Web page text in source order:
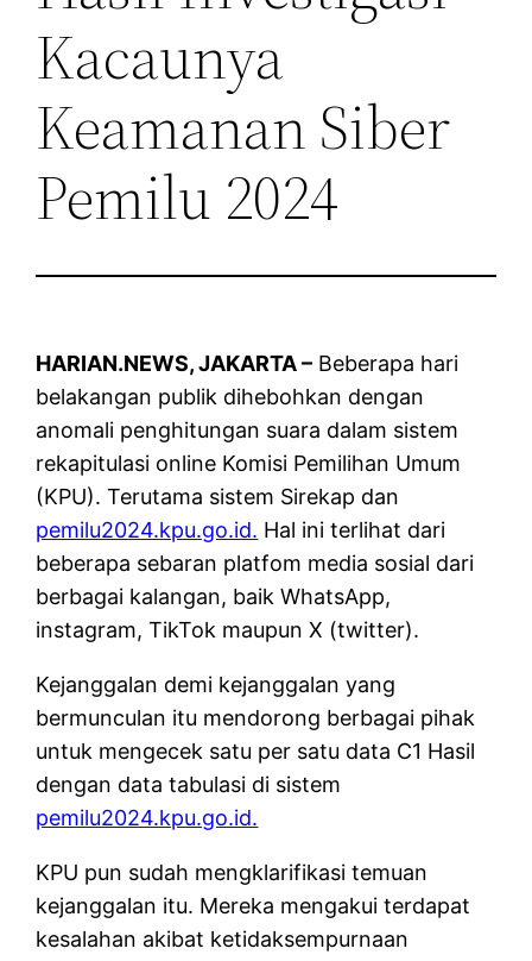
Kacaunya
Keamanan Siber
Pemilu 2024
HARIAN.NEWS, JAKARTA – Beberapa hari
belakangan publik dihebohkan dengan
anomali penghitungan suara dalam sistem
rekapitulasi online Komisi Pemilihan Umum
(KPU). Terutama sistem Sirekap dan
pemilu2024.kpu.go.id. Hal ini terlihat dari
beberapa sebaran platfom media sosial dari
berbagai kalangan, baik WhatsApp,
instagram, TikTok maupun X (twitter).
Kejanggalan demi kejanggalan yang
bermunculan itu mendorong berbagai pihak
untuk mengecek satu per satu data C1 Hasil
dengan data tabulasi di sistem
pemilu2024.kpu.go.id.
KPU pun sudah mengklarifikasi temuan
kejanggalan itu. Mereka mengakui terdapat
kesalahan akibat ketidaksempurnaan